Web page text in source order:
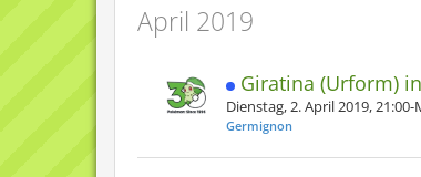
April 2019
Giratina (Urform)
Dienstag, 2. April 2019,
Germignon